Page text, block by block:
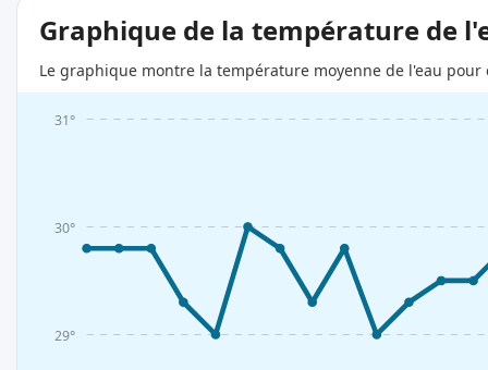
Graphique de la température de
Le graphique montre la température moyenne de l'eau
29°
30°
31°